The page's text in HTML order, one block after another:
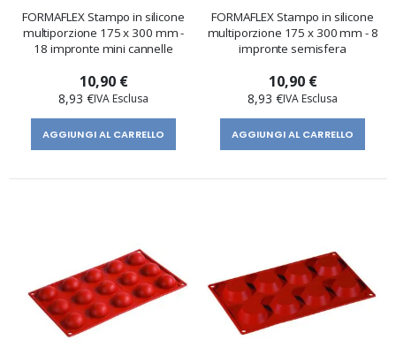
FORMAFLEX Stampo in silicone
multiporzione 175 x 300 mm -
18 impronte mini cannelle
10,90 €
8,93 €
AGGIUNGI AL CARRELLO
FORMAFLEX Stampo in silicone
multiporzione 175 x 300 mm - 8
impronte semisfera
10,90 €
8,93 €
AGGIUNGI AL CARRELLO